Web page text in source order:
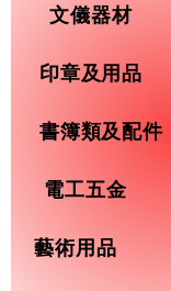
文儀器材
印章及用品
書簿類及配件
電工五金
藝術用品